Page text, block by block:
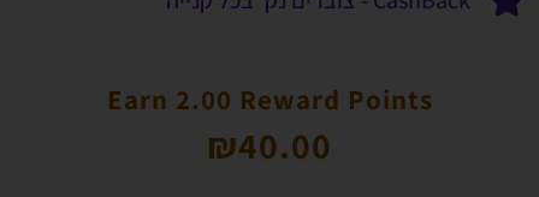
Earn 2.00 Reward Points
₪40.00